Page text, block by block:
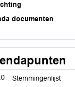
documenten
Stemmingenlijst